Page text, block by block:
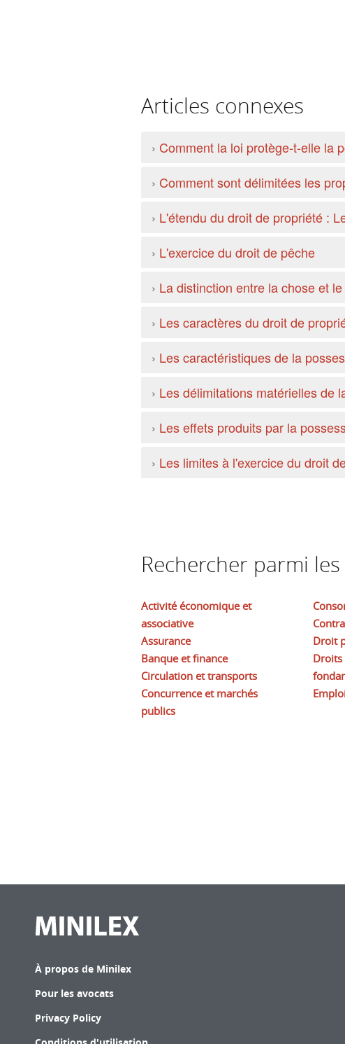
Articles connexes
› Comment la loi protège-t-elle la
› Comment sont délimitées les
› L'étendu du droit de propriété :
› L'exercice du droit de pêche
› La distinction entre la chose et
› Les caractères du droit de
› Les caractéristiques de la
› Les délimitations matérielles de
› Les effets produits par la
› Les limites à l'exercice du droit
Rechercher parmi
Activité économique et
associative
Assurance
Banque et finance
Circulation et transports
Concurrence et marchés
publics
Droit
À propos de Minilex
Pour les avocats
Privacy Policy